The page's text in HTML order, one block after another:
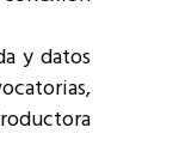
y datos